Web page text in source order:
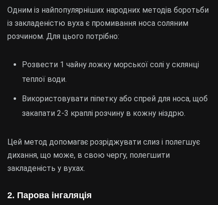
Одним із найпопулярніших народних методів боротьби
із закладеністю вуха є промивання носа соляним
розчином. Для цього потрібно:
Розвести 1 чайну ложку морської солі у склянці
теплої води.
Використовувати піпетку або спрей для носа, щоб
закапати 2-3 краплі розчину в кожну ніздрю.
Цей метод допомагає розріджувати слиз і полегшує
дихання, що може, в свою чергу, полегшити
закладеність у вухах.
2. Парова інгаляція